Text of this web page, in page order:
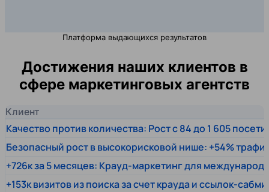
Платформа выдающихся результатов
Достижения наших клиентов в
сфере маркетинговых агентств
Клиент
Качество против количества: Рост с 84 до 1 605
Безопасный рост в высокорисковой нише: +54%
+726к за 5 месяцев: Крауд-маркетинг для
+153к визитов из поиска за счет крауда и ссылок-